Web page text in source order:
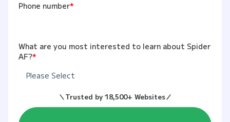
Phone number*
What are you most interested to learn about Spider
AF?*